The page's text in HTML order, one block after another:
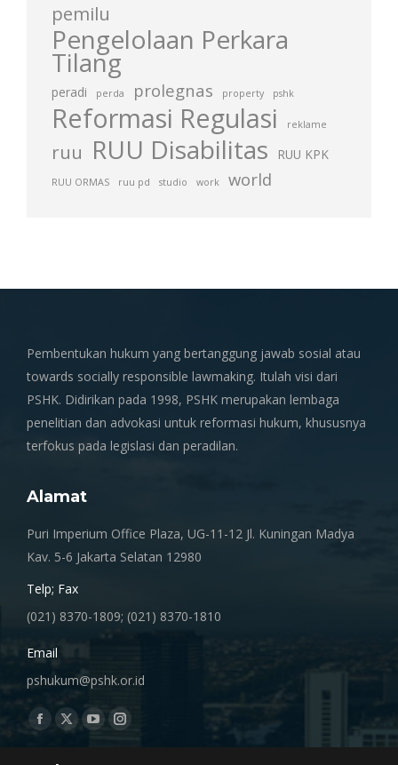
pemilu
Pengelolaan Perkara
Tilang
peradi perda prolegnas property pshk
Reformasi Regulasi reklame
ruu RUU Disabilitas RUU KPK
RUU ORMAS ruu pd studio work world
Pembentukan hukum yang bertanggung jawab sosial atau
towards socially responsible lawmaking. Itulah visi dari
PSHK. Didirikan pada 1998, PSHK merupakan lembaga
penelitian dan advokasi untuk reformasi hukum, khususnya
terfokus pada legislasi dan peradilan.
Alamat
Puri Imperium Office Plaza, UG-11-12 Jl. Kuningan Madya
Kav. 5-6 Jakarta Selatan 12980
Telp; Fax
(021) 8370-1809; (021) 8370-1810
Email
pshukum@pshk.or.id
Find us on:
Facebook
X
YouTubeInstagram